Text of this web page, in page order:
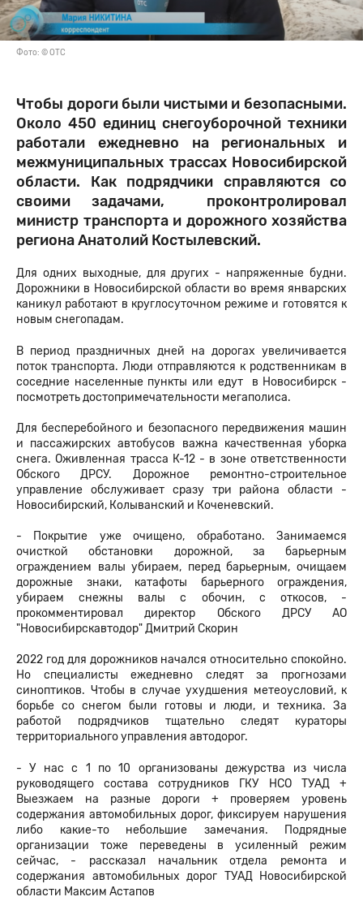
Фото: © ОТС
Чтобы дороги были чистыми и безопасными.
Около 450 единиц снегоуборочной техники
работали ежедневно на региональных и
межмуниципальных трассах Новосибирской
области. Как подрядчики справляются со
своими задачами, проконтролировал
министр транспорта и дорожного хозяйства
региона Анатолий Костылевский.
Для одних выходные, для других - напряженные будни.
Дорожники в Новосибирской области во время январских
каникул работают в круглосуточном режиме и готовятся к
новым снегопадам.
В период праздничных дней на дорогах увеличивается
поток транспорта. Люди отправляются к родственникам в
соседние населенные пункты или едут в Новосибирск -
посмотреть достопримечательности мегаполиса.
Для бесперебойного и безопасного передвижения машин
и пассажирских автобусов важна качественная уборка
снега. Оживленная трасса К-12 - в зоне ответственности
Обского ДРСУ. Дорожное ремонтно-строительное
управление обслуживает сразу три района области -
Новосибирский, Колыванский и Коченевский.
- Покрытие уже очищено, обработано. Занимаемся
очисткой обстановки дорожной, за барьерным
ограждением валы убираем, перед барьерным, очищаем
дорожные знаки, катафоты барьерного ограждения,
убираем снежны валы с обочин, с откосов, -
прокомментировал директор Обского ДРСУ АО
"Новосибирскавтодор" Дмитрий Скорин
2022 год для дорожников начался относительно спокойно.
Но специалисты ежедневно следят за прогнозами
синоптиков. Чтобы в случае ухудшения метеоусловий, к
борьбе со снегом были готовы и люди, и техника. За
работой подрядчиков тщательно следят кураторы
территориального управления автодорог.
- У нас с 1 по 10 организованы дежурства из числа
руководящего состава сотрудников ГКУ НСО ТУАД +
Выезжаем на разные дороги + проверяем уровень
содержания автомобильных дорог, фиксируем нарушения
либо какие-то небольшие замечания. Подрядные
организации тоже переведены в усиленный режим
сейчас, - рассказал начальник отдела ремонта и
содержания автомобильных дорог ТУАД Новосибирской
области Максим Астапов